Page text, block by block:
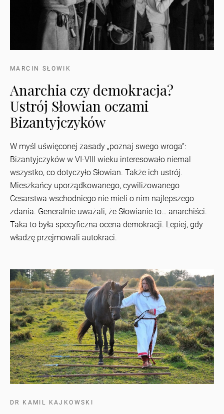
MARCIN SŁOWIK
Anarchia czy demokracja?
Ustrój Słowian oczami
Bizantyjczyków
W myśl uświęconej zasady „poznaj swego wroga”:
Bizantyjczyków w VI-VIII wieku interesowało niemal
wszystko, co dotyczyło Słowian. Także ich ustrój.
Mieszkańcy uporządkowanego, cywilizowanego
Cesarstwa wschodniego nie mieli o nim najlepszego
zdania. Generalnie uważali, że Słowianie to… anarchiści.
Taka to była specyficzna ocena demokracji. Lepiej, gdy
władzę przejmowali autokraci.
DR KAMIL KAJKOWSKI